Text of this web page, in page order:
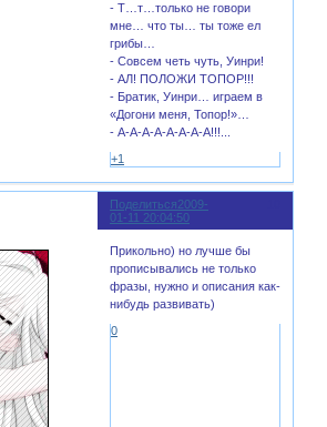
- Т…т…только не говори
мне… что ты… ты тоже ел
грибы…
- Совсем четь чуть, Уинри!
- АЛ! ПОЛОЖИ ТОПОР!!!
- Братик, Уинри… играем в
«Догони меня, Топор!»…
- А-А-А-А-А-А-А-А!!!...
+1
Поделиться2009-
01-11 20:04:50
Прикольно) но лучше бы
прописывались не только
фразы, нужно и описания как-
нибудь развивать)
0